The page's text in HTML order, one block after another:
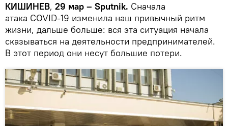
КИШИНЕВ, 29 мар – Sputnik. Сначала
атака COVID-19 изменила наш привычный ритм
жизни, дальше больше: вся эта ситуация начала
сказываться на деятельности предпринимателей.
В этот период они несут большие потери.